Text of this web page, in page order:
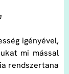
igényével,
mi mással
rendszertana